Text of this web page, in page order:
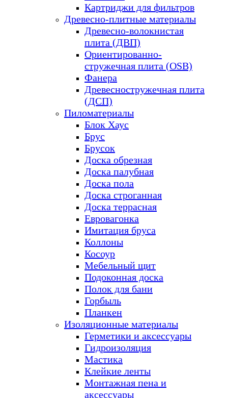
Картриджи для фильтров
Древесно-плитные материалы
Древесно-волокнистая
плита (ДВП)
Ориентированно-
стружечная плита (OSB)
Фанера
Древесностружечная плита
(ДСП)
Пиломатериалы
Блок Хаус
Брус
Брусок
Доска обрезная
Доска палубная
Доска пола
Доска строганная
Доска террасная
Евровагонка
Имитация бруса
Коллоны
Косоур
Мебельный щит
Подоконная доска
Полок для бани
Горбыль
Планкен
Изоляционные материалы
Герметики и аксессуары
Гидроизоляция
Мастика
Клейкие ленты
Монтажная пена и
аксессуары